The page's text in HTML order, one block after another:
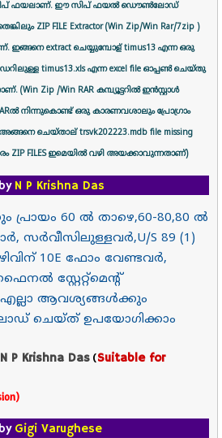
സിപ് ഫയലാണ്. ഈ സിപ് ഫയൽ ഡൌൺലോഡ്
ZIP FILE Extractor (Win Zip/Win Rar/7zip )
ഇങ്ങനെ extract ചെയ്യുമ്പോള് timus13 എന്ന ഒരു
timus13.xls എന്ന excel file ഓപ്പൺ ചെയ്തു
(Win Zip /Win RAR കമ്പ്യൂട്ടറിൽ ഇൻസ്റ്റാൾ
നിന്നുകൊണ്ട് ഒരു കാരണവശാലും പ്രോഗ്രാം
ചെയ്താല് trsvk202223.mdb file missing
ZIP FILES ഇമെയിൽ വഴി അയക്കാവുന്നതാണ്)
N P Krishna Das
പ്രായം 60 ൽ താഴെ,60-80,80 ൽ
സർവീസിലുള്ളവർ,U/S 89 (1)
10E ഫോം വേണ്ടവർ,
സ്റ്റേറ്റ്മെൻ്റ്
എല്ലാ ആവശ്യങ്ങൾക്കും
ചെയ്ത് ഉപയോഗിക്കാം
P Krishna Das (Suitable for
Gigi Varughese